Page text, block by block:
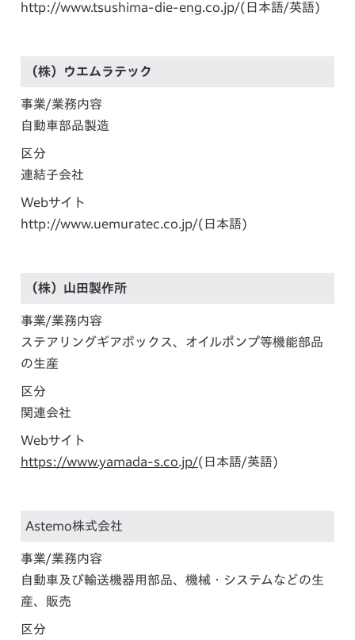
http://www.tsushima-die-eng.co.jp/(日本語/英語)
（株）ウエムラテック
事業/業務内容
自動車部品製造
区分
連結子会社
Webサイト
http://www.uemuratec.co.jp/(日本語)
（株）山田製作所
事業/業務内容
ステアリングギアボックス、オイルポンプ等機能部品
の生産
区分
関連会社
Webサイト
https://www.yamada-s.co.jp/(日本語/英語)
Astemo株式会社
事業/業務内容
自動車及び輸送機器用部品、機械・システムなどの生
産、販売
区分